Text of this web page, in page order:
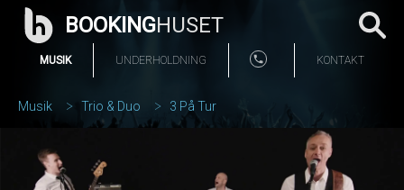
BOOKINGHUSET
MUSIK UNDERHOLDNING KONTAKT
Musik Trio & Duo 3 På Tur